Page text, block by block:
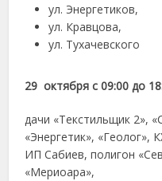
ул. Энергетиков,
ул. Кравцова,
ул. Тухачевского
29 октября с 09:00 до
дачи «Текстильщик 2»,
«Энергетик», «Геолог»,
ИП Сабиев, полигон
«Мериоара»,